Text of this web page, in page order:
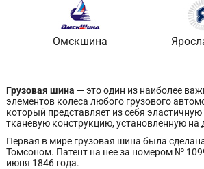
Омскшина
Грузовая шина — это один из наиболее
элементов колеса любого грузового
который представляет из себя
тканевую конструкцию, установленную на
Первая в мире грузовая шина была
Томсоном. Патент на нее за номером №
июня 1846 года.